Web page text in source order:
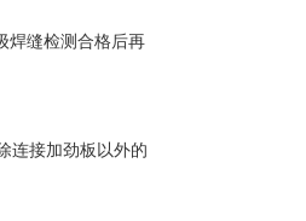
焊缝检测合格后再
连接加劲板以外的